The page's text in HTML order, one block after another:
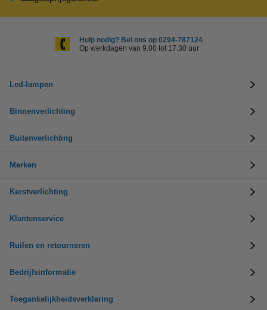
Hulp nodig? Bel ons op 0294-787124
Op werkdagen van 9.00 tot 17.30 uur
Led-lampen
Binnenverlichting
Buitenverlichting
Merken
Kerstverlichting
Klantenservice
Ruilen en retourneren
Bedrijfsinformatie
Toegankelijkheidsverklaring